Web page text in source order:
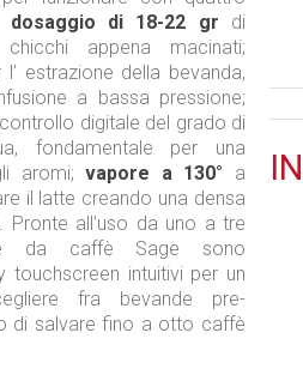
dosaggio di 18-22 gr di
appena macinati;
l’ estrazione della bevanda,
a bassa pressione;
digitale del grado di
fondamentale per una
aromi;vapore a 130° a
il latte creando una densa
all’uso da uno a tre
da caffè Sage sono
touchscreen intuitivi per un
fra bevande pre-
di salvare fino a otto caffè
IN